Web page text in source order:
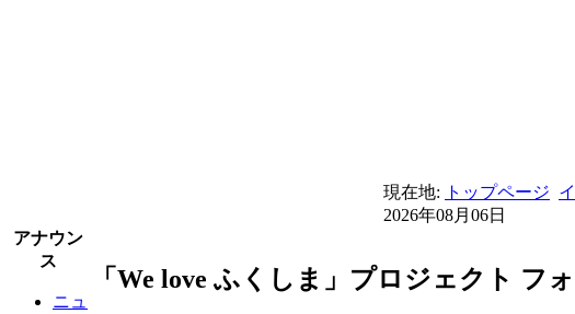
現在地: トップページ
2026年08月06日
アナウン
ス
ニュ
「We love ふくしま」プロジェクト フ